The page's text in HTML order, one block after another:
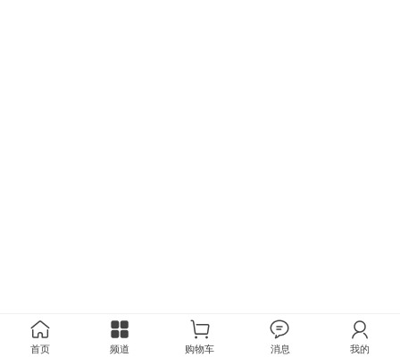
首页 频道 购物车 消息 我的